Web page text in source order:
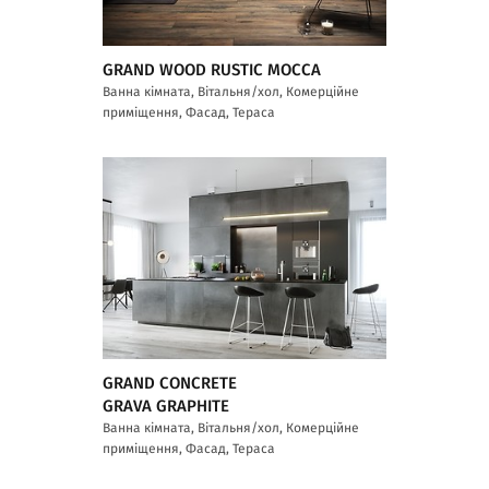
GRAND WOOD RUSTIC MOCCA
Ванна кімната, Вітальня/хол, Комерційне
приміщення, Фасад, Тераса
GRAND CONCRETE
GRAVA GRAPHITE
Ванна кімната, Вітальня/хол, Комерційне
приміщення, Фасад, Тераса